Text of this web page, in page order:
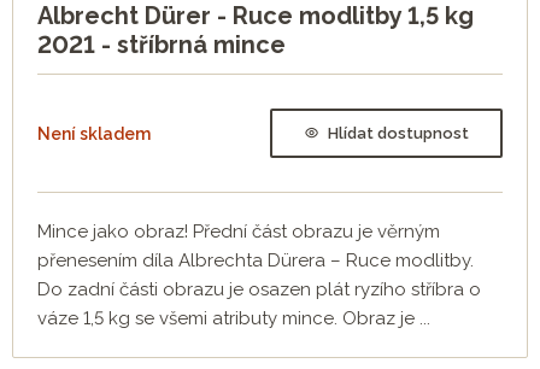
Albrecht Dürer - Ruce modlitby 1,5 kg
2021 - stříbrná mince
Není skladem Hlídat dostupnost
Mince jako obraz! Přední část obrazu je věrným
přenesením díla Albrechta Dürera – Ruce modlitby.
Do zadní části obrazu je osazen plát ryzího stříbra o
váze 1,5 kg se všemi atributy mince. Obraz je ...